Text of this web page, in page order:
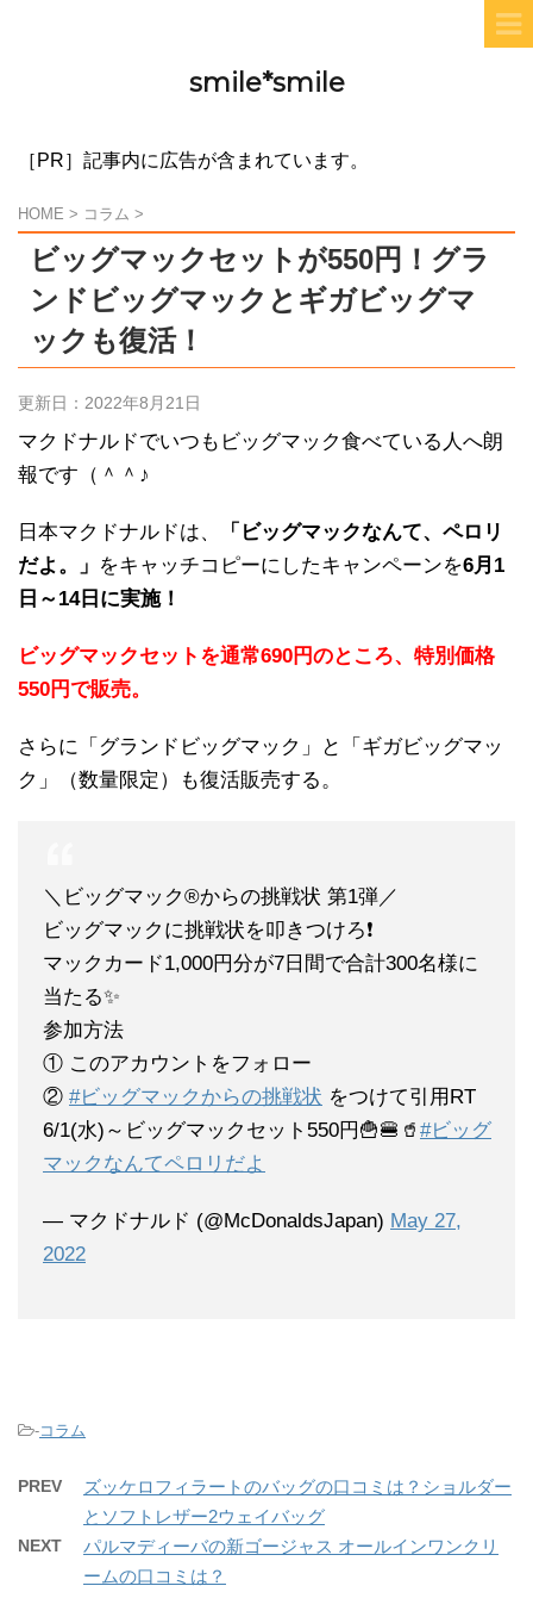
smile*smile
［PR］記事内に広告が含まれています。
HOME > コラム >
ビッグマックセットが550円！グラ
ンドビッグマックとギガビッグマ
ックも復活！
更新日： 2022年8月21日
マクドナルドでいつもビッグマック食べている人へ朗
報です（＾＾♪
日本マクドナルドは、
「ビッグマックなんて、ペロリ
だよ。」 をキャッチコピーにしたキャンペーンを6月1
日～14日に実施！
ビッグマックセットを通常690円のところ、特別価格
550円で販売。
さらに「グランドビッグマック」と「ギガビッグマッ
ク」（数量限定）も復活販売する。
＼ビッグマック®からの挑戦状 第1弾／
ビッグマックに挑戦状を叩きつけろ❗️
マックカード1,000円分が7日間で合計300名様に
当たる✨
参加方法
① このアカウントをフォロー
② #ビッグマックからの挑戦状 をつけて引用RT
6/1(水)～ビッグマックセット550円🍟🍔🥤 #ビッグ
マックなんてペロリだよ
— マクドナルド (@McDonaldsJapan) May 27,
2022
-コラム
PREV
ズッケロフィラートのバッグの口コミは？ショルダー
とソフトレザー2ウェイバッグ
NEXT
パルマディーバの新ゴージャス オールインワンクリ
ームの口コミは？